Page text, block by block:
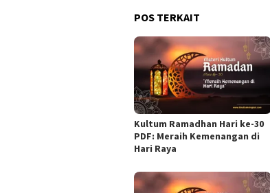
POS TERKAIT
Kultum Ramadhan Hari ke-30
PDF: Meraih Kemenangan di
Hari Raya